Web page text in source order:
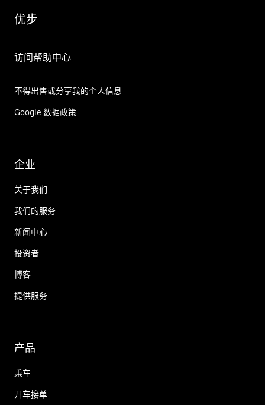
优步
访问帮助中心
不得出售或分享我的个人信息
Google 数据政策
企业
关于我们
我们的服务
新闻中心
投资者
博客
提供服务
产品
乘车
开车接单